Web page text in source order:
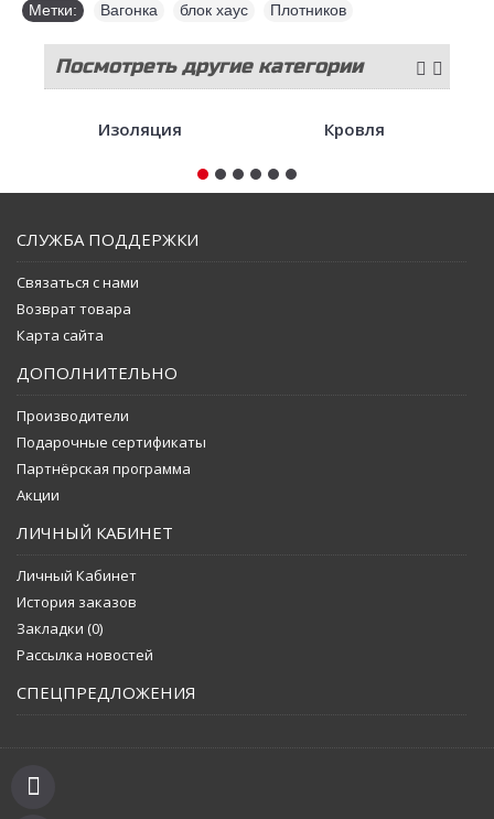
Метки: Вагонка блок хаус Плотников
Посмотреть другие категории
Изоляция Кровля
СЛУЖБА ПОДДЕРЖКИ
Связаться с нами
Возврат товара
Карта сайта
ДОПОЛНИТЕЛЬНО
Производители
Подарочные сертификаты
Партнёрская программа
Акции
ЛИЧНЫЙ КАБИНЕТ
Личный Кабинет
История заказов
Закладки (0)
Рассылка новостей
СПЕЦПРЕДЛОЖЕНИЯ